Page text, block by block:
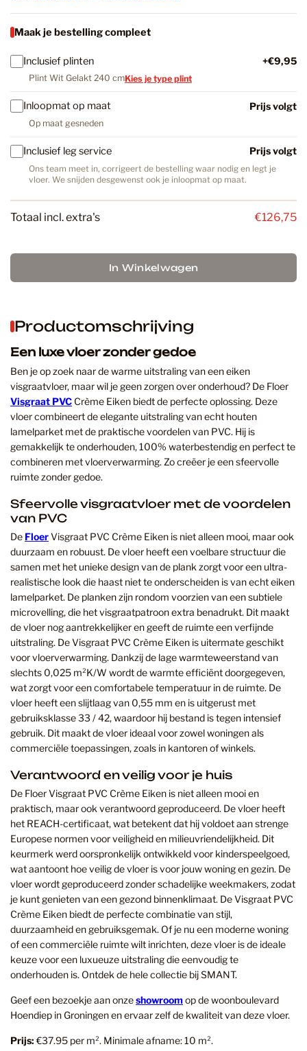
Maak je bestelling compleet
Inclusief plinten +€9,95
Plint Wit Gelakt 240 cmKies je type plint
Inloopmat op maat Prijs volgt
Op maat gesneden
Inclusief leg service Prijs volgt
Ons team meet in, corrigeert de bestelling waar nodig en legt je
vloer. We snijden desgewenst ook je inloopmat op maat.
Totaal incl. extra's €126,75
In Winkelwagen
Productomschrijving
Een luxe vloer zonder gedoe
Ben je op zoek naar de warme uitstraling van een eiken
visgraatvloer, maar wil je geen zorgen over onderhoud? De Floer
Visgraat PVC Crème Eiken biedt de perfecte oplossing. Deze
vloer combineert de elegante uitstraling van echt houten
lamelparket met de praktische voordelen van PVC. Hij is
gemakkelijk te onderhouden, 100% waterbestendig en perfect te
combineren met vloerverwarming. Zo creëer je een sfeervolle
ruimte zonder gedoe.
Sfeervolle visgraatvloer met de voordelen
van PVC
De FloerVisgraat PVC Crème Eiken is niet alleen mooi, maar ook
duurzaam en robuust. De vloer heeft een voelbare structuur die
samen met het unieke design van de plank zorgt voor een ultra-
realistische look die haast niet te onderscheiden is van echt eiken
lamelparket. De planken zijn rondom voorzien van een subtiele
microvelling, die het visgraatpatroon extra benadrukt. Dit maakt
de vloer nog aantrekkelijker en geeft de ruimte een verfijnde
uitstraling. De Visgraat PVC Crème Eiken is uitermate geschikt
voor vloerverwarming. Dankzij de lage warmteweerstand van
slechts 0,025 m²K/W wordt de warmte efficiënt doorgegeven,
wat zorgt voor een comfortabele temperatuur in de ruimte. De
vloer heeft een slijtlaag van 0,55 mm en is uitgerust met
gebruiksklasse 33 / 42, waardoor hij bestand is tegen intensief
gebruik. Dit maakt de vloer ideaal voor zowel woningen als
commerciële toepassingen, zoals in kantoren of winkels.
Verantwoord en veilig voor je huis
De Floer Visgraat PVC Crème Eiken is niet alleen mooi en
praktisch, maar ook verantwoord geproduceerd. De vloer heeft
het REACH-certificaat, wat betekent dat hij voldoet aan strenge
Europese normen voor veiligheid en milieuvriendelijkheid. Dit
keurmerk werd oorspronkelijk ontwikkeld voor kinderspeelgoed,
wat aantoont hoe veilig de vloer is voor jouw woning en gezin. De
vloer wordt geproduceerd zonder schadelijke weekmakers, zodat
je kunt genieten van een gezond binnenklimaat. De Visgraat PVC
Crème Eiken biedt de perfecte combinatie van stijl,
duurzaamheid en gebruiksgemak. Of je nu een moderne woning
of een commerciële ruimte wilt inrichten, deze vloer is de ideale
keuze voor een luxueuze uitstraling die eenvoudig te
onderhouden is. Ontdek de hele collectie bij SMANT.
Geef een bezoekje aan onzeshowroomop de woonboulevard
Hoendiep in Groningen en ervaar zelf de kwaliteit van deze vloer.
Prijs:€37.95 per m². Minimale afname: 10 m².